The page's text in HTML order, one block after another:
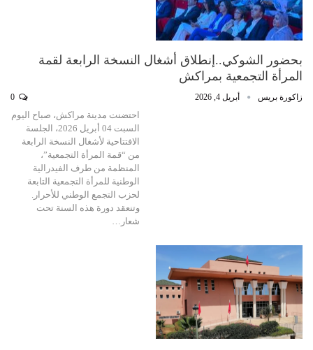
بحضور الشوكي..إنطلاق أشغال النسخة الرابعة لقمة
المرأة التجمعية بمراكش
زاكورة بريس أبريل 4, 2026
احتضنت مدينة مراكش، صباح اليوم
السبت 04 أبريل 2026، الجلسة
الافتتاحية لأشغال النسخة الرابعة
من “قمة المرأة التجمعية”،
المنظمة من طرف الفيدرالية
الوطنية للمرأة التجمعية التابعة
لحزب التجمع الوطني للأحرار.
وتنعقد دورة هذه السنة تحت
شعار…